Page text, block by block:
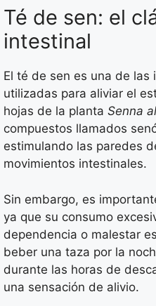
Té de sen: el
intestinal
El té de sen es una de
utilizadas para aliviar el
hojas de la planta Senna
compuestos llamados
estimulando las paredes
movimientos intestinales.
Sin embargo, es
ya que su consumo
dependencia o malestar
beber una taza por la
durante las horas de
una sensación de alivio.